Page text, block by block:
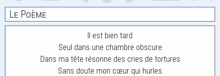
Le Poème
Il est bien tard
Seul dans une chambre obscure
Dans ma tête résonne des cries de tortures
Sans doute mon cœur qui hurles